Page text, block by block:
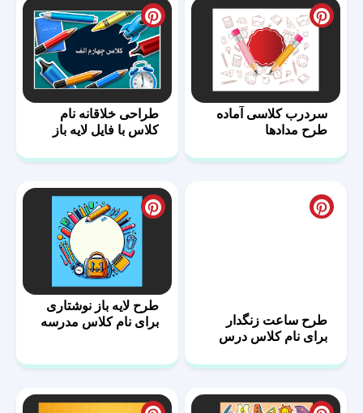
سردرب کلاسی آماده
طرح مدادها
طراحی خلاقانه نام
کلاس با فایل لایه باز
برای نام کلاس درس
طرح لایه باز نوشتاری
برای نام کلاس مدرسه